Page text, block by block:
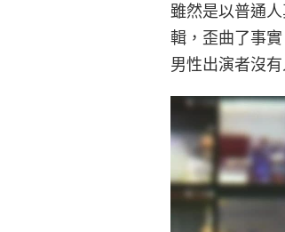
雖然是以普通
輯，歪曲了事
男性出演者沒有